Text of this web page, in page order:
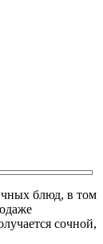
блюд, в том
сочной,